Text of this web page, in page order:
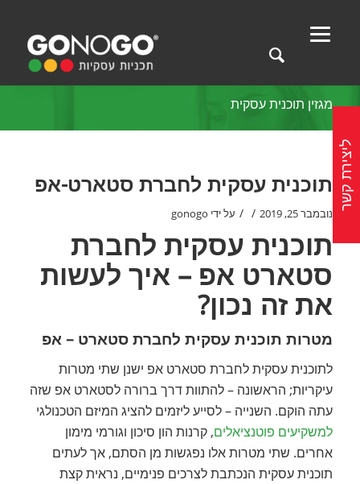
מגזין תוכנית עסקית
תוכנית עסקית לחברת סטארט-אפ
נובמבר 25, 2019 /
/ על ידי gonogo
תוכנית עסקית לחברת
סטארט אפ – איך לעשות
את זה נכון?
מטרות תוכנית עסקית לחברת סטארט – אפ
לתוכנית עסקית לחברת סטארט אפ ישנן שתי מטרות
עיקריות; הראשונה – להתוות דרך ברורה לסטארט אפ שזה
עתה הוקם. השנייה – לסייע ליזמים להציג המיזם הטכנולגי
למשקיעים פוטנציאלים, קרנות הון סיכון וגורמי מימון
אחרים. שתי מטרות אלו נפגשות מן הסתם, אך לעתים
תוכנית עסקית הנכתבת לצרכים פנימיים, נראית קצת
ליצירת קשר